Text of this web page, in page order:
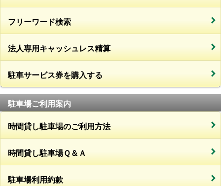
フリーワード検索
法人専用キャッシュレス精算
駐車サービス券を購入する
駐車場ご利用案内
時間貸し駐車場のご利用方法
時間貸し駐車場Ｑ＆Ａ
駐車場利用約款